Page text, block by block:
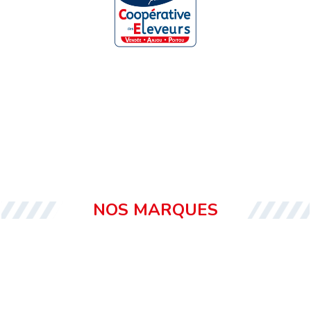
NOS MARQUES